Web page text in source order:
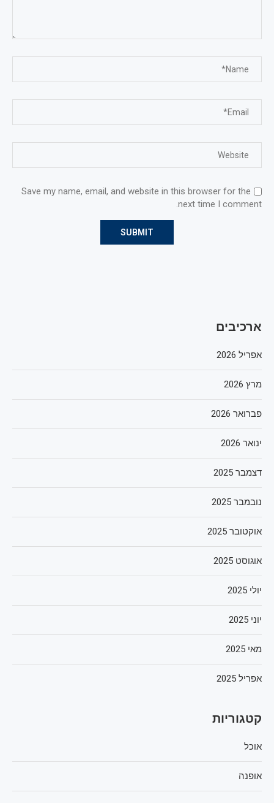
Save my name, email, and website in this browser for the
next time I comment.
ארכיבים
אפריל 2026
מרץ 2026
פברואר 2026
ינואר 2026
דצמבר 2025
נובמבר 2025
אוקטובר 2025
אוגוסט 2025
יולי 2025
יוני 2025
מאי 2025
אפריל 2025
קטגוריות
אוכל
אופנה